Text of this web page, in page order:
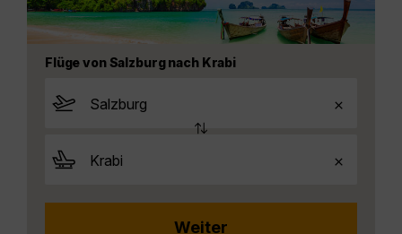
Flüge von Salzburg nach Krabi